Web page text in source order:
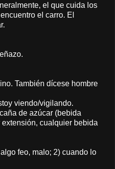
el que cuida los
el carro. El
También dícese hombre
viendo/vigilando.
de azúcar (bebida
cualquier bebida
feo, malo; 2) cuando lo